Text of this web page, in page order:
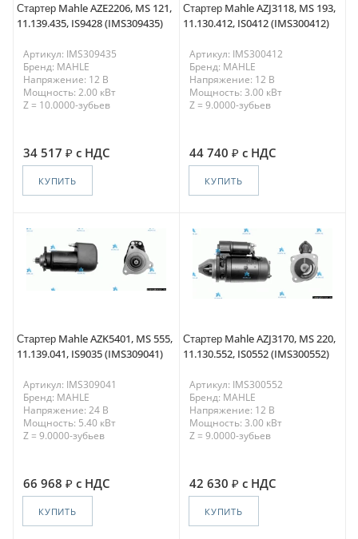
Стартер Mahle AZE2206, MS 121,
11.139.435, IS9428 (IMS309435)
Артикул: IMS309435
Бренд: MAHLE
Напряжение: 12 В
Мощность: 2.00 кВт
Z = 10.0000-зубьев
34 517 с НДС
КУПИТЬ
Стартер Mahle AZJ3118, MS 193,
11.130.412, IS0412 (IMS300412)
Артикул: IMS300412
Бренд: MAHLE
Напряжение: 12 В
Мощность: 3.00 кВт
Z = 9.0000-зубьев
44 740 с НДС
КУПИТЬ
Стартер Mahle AZK5401, MS 555,
11.139.041, IS9035 (IMS309041)
Артикул: IMS309041
Бренд: MAHLE
Напряжение: 24 В
Мощность: 5.40 кВт
Z = 9.0000-зубьев
66 968 с НДС
КУПИТЬ
Стартер Mahle AZJ3170, MS 220,
11.130.552, IS0552 (IMS300552)
Артикул: IMS300552
Бренд: MAHLE
Напряжение: 12 В
Мощность: 3.00 кВт
Z = 9.0000-зубьев
42 630 с НДС
КУПИТЬ